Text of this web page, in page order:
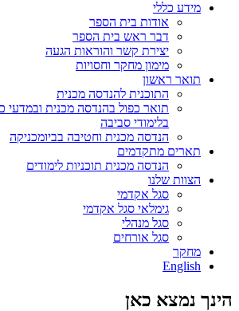
מידע כללי
אודות בית הספר
דבר ראש בית הספר
יצירת קשר והוראות הגעה
מימון מחקר וחסויות
תואר ראשון
התוכנית להנדסה מכנית
תואר כפול בהנדסה מכנית
בלימודי סביבה
הנדסה מכנית וחטיבה בביומכניקה
תארים מתקדמים
הנדסה מכנית תוכניות לימודים
הצוות שלנו
סגל אקדמי
גימלאי סגל אקדמי
סגל מנהלי
סגל אורחים
מחקר
English
הינך נמצא כאן